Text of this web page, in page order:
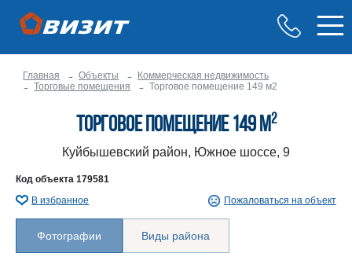
Главная Объекты
Коммерческая недвижимость
Торговые помещения
Торговое помещение 149 м2
Торговое помещение 149 м2
Куйбышевский район, Южное шоссе, 9
Код объекта 179581
В избранное
Пожаловаться на объект
Фотографии Виды района